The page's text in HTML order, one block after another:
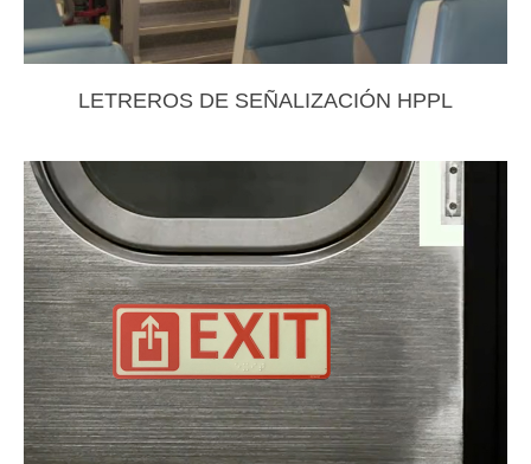
LETREROS DE SEÑALIZACIÓN HPPL